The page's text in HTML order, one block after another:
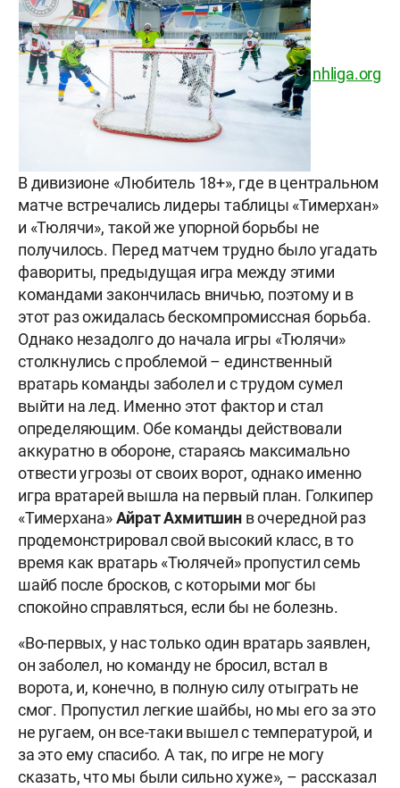
nhliga.org
В дивизионе «Любитель 18+», где в центральном
матче встречались лидеры таблицы «Тимерхан»
и «Тюлячи», такой же упорной борьбы не
получилось. Перед матчем трудно было угадать
фавориты, предыдущая игра между этими
командами закончилась вничью, поэтому и в
этот раз ожидалась бескомпромиссная борьба.
Однако незадолго до начала игры «Тюлячи»
столкнулись с проблемой – единственный
вратарь команды заболел и с трудом сумел
выйти на лед. Именно этот фактор и стал
определяющим. Обе команды действовали
аккуратно в обороне, стараясь максимально
отвести угрозы от своих ворот, однако именно
игра вратарей вышла на первый план. Голкипер
«Тимерхана»Айрат Ахмитшин в очередной раз
продемонстрировал свой высокий класс, в то
время как вратарь «Тюлячей» пропустил семь
шайб после бросков, с которыми мог бы
спокойно справляться, если бы не болезнь.
«Во-первых, у нас только один вратарь заявлен,
он заболел, но команду не бросил, встал в
ворота, и, конечно, в полную силу отыграть не
смог. Пропустил легкие шайбы, но мы его за это
не ругаем, он все-таки вышел с температурой, и
за это ему спасибо. А так, по игре не могу
сказать, что мы были сильно хуже», – рассказал